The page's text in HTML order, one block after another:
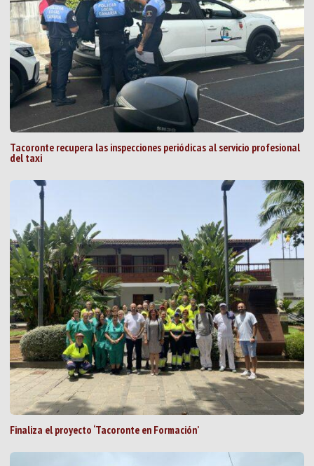
Tacoronte recupera las inspecciones periódicas al servicio profesional
del taxi
Finaliza el proyecto ‘Tacoronte en Formación’